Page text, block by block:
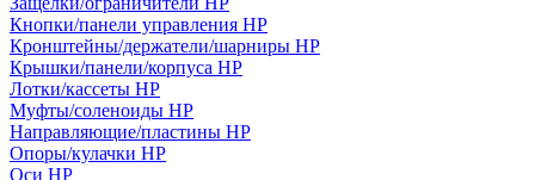
Кнопки/панели управления HP
Кронштейны/держатели/шарниры HP
Крышки/панели/корпуса HP
Лотки/кассеты HP
Муфты/соленоиды HP
Направляющие/пластины HP
Опоры/кулачки HP
Оси HP